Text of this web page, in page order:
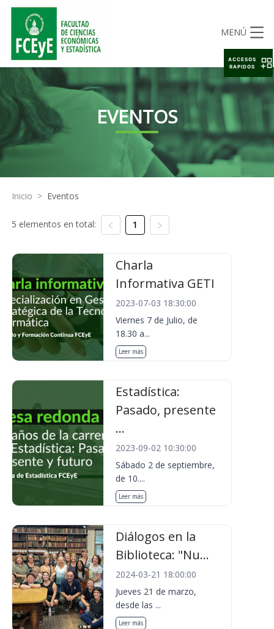
MENÚ
EVENTOS
Inicio > Eventos
5 elementos en total: 1
Charla
Informativa GETI
2023-07-03 18:30:00
Viernes 7 de Julio, de
18.30 a...
Leer más
Estadística:
Pasado, presente
...
2023-09-02 10:30:00
Sábado 2 de septiembre,
de 10....
Leer más
Diálogos en la
Biblioteca: "Nu...
2024-03-21 18:00:00
Jueves 21 de marzo,
desde las ...
Leer más
ACCESOS
RAPIDOS